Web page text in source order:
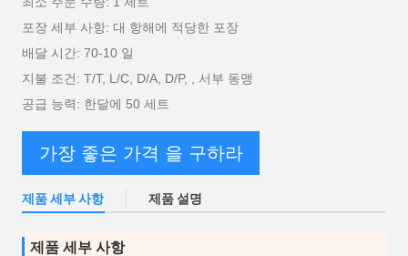
포장 세부 사항: 대 항해에 적당한 포장
배달 시간: 70-10 일
지불 조건: T/T, L/C, D/A, D/P, , 서부 동맹
공급 능력: 한달에 50 세트
가장 좋은 가격 을 구하라
제품 세부 사항 제품 설명
제품 세부 사항